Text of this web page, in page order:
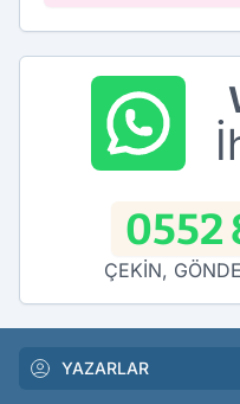
0552
ÇEKİN,
YAZARLAR